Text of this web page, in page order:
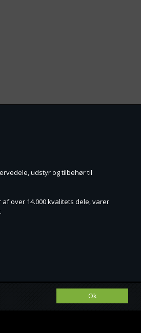
Ok
udstyr og tilbehør til
over 14.000 kvalitets dele, varer